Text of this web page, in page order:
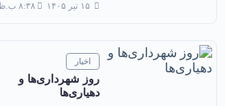
۱۵ تیر ۱۴۰۵ ۸:۳۸ ب.ظ
اخبار
روز شهرداری‌ها و
دهیاری‌ها